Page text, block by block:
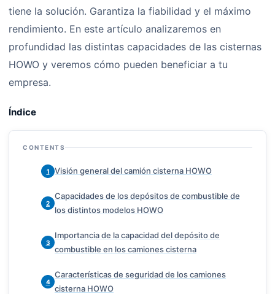
tiene la solución. Garantiza la fiabilidad y el máximo
rendimiento. En este artículo analizaremos en
profundidad las distintas capacidades de las cisternas
HOWO y veremos cómo pueden beneficiar a tu
empresa.
Índice
CONTENTS
1 Visión general del camión cisterna HOWO
2
Capacidades de los depósitos de combustible de
los distintos modelos HOWO
3
Importancia de la capacidad del depósito de
combustible en los camiones cisterna
4
Características de seguridad de los camiones
cisterna HOWO